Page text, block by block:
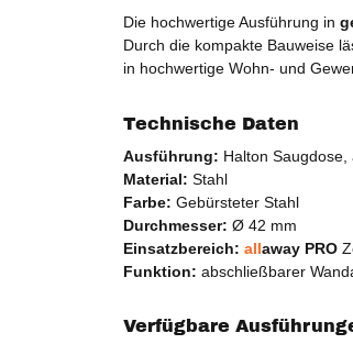
Die hochwertige Ausführung in
Durch die kompakte Bauweise
in hochwertige Wohn- und
Technische Daten
Ausführung: Halton
Material: Stahl
Farbe: Gebürsteter Stahl
Durchmesser: Ø 42 mm
Einsatzbereich: allaway PRO
Funktion: abschließbarer
Verfügbare